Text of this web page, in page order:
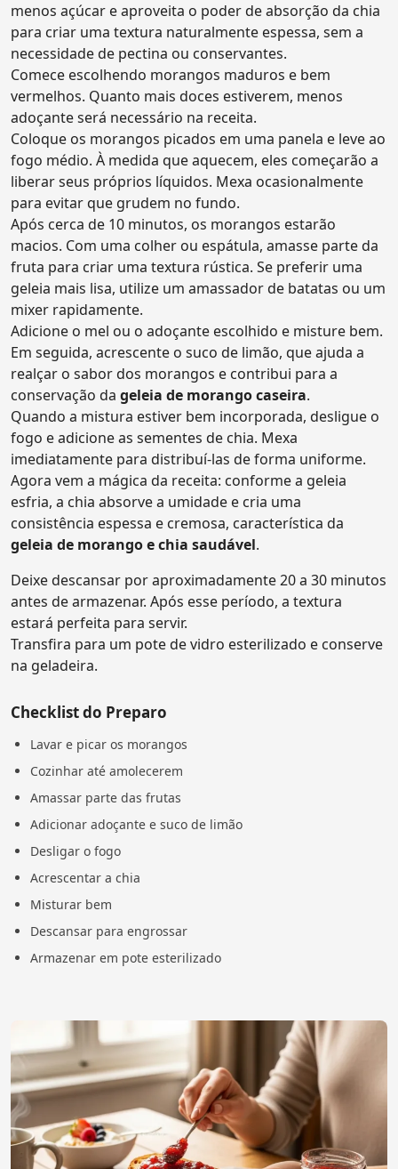
menos açúcar e aproveita o poder de absorção da chia
para criar uma textura naturalmente espessa, sem a
necessidade de pectina ou conservantes.
Comece escolhendo morangos maduros e bem
vermelhos. Quanto mais doces estiverem, menos
adoçante será necessário na receita.
Coloque os morangos picados em uma panela e leve ao
fogo médio. À medida que aquecem, eles começarão a
liberar seus próprios líquidos. Mexa ocasionalmente
para evitar que grudem no fundo.
Após cerca de 10 minutos, os morangos estarão
macios. Com uma colher ou espátula, amasse parte da
fruta para criar uma textura rústica. Se preferir uma
geleia mais lisa, utilize um amassador de batatas ou um
mixer rapidamente.
Adicione o mel ou o adoçante escolhido e misture bem.
Em seguida, acrescente o suco de limão, que ajuda a
realçar o sabor dos morangos e contribui para a
conservação da geleia de morango caseira.
Quando a mistura estiver bem incorporada, desligue o
fogo e adicione as sementes de chia. Mexa
imediatamente para distribuí-las de forma uniforme.
Agora vem a mágica da receita: conforme a geleia
esfria, a chia absorve a umidade e cria uma
consistência espessa e cremosa, característica da
geleia de morango e chia saudável.
Deixe descansar por aproximadamente 20 a 30 minutos
antes de armazenar. Após esse período, a textura
estará perfeita para servir.
Transfira para um pote de vidro esterilizado e conserve
na geladeira.
Checklist do Preparo
Lavar e picar os morangos
Cozinhar até amolecerem
Amassar parte das frutas
Adicionar adoçante e suco de limão
Desligar o fogo
Acrescentar a chia
Misturar bem
Descansar para engrossar
Armazenar em pote esterilizado